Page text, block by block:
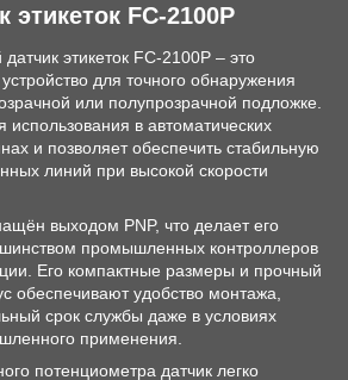
этикеток FC-2100P
этикеток FC-2100P – это
для точного обнаружения
или полупрозрачной подложке.
в автоматических
и позволяет обеспечить стабильную
линий при высокой скорости
выходом PNP, что делает его
промышленных контроллеров
Его компактные размеры и прочный
обеспечивают удобство монтажа,
срок службы даже в условиях
применения.
потенциометра датчик легко